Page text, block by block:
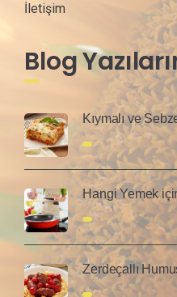
İletişim
Blog
Kıymalı ve
Hangi Yemek
Zerdeçallı